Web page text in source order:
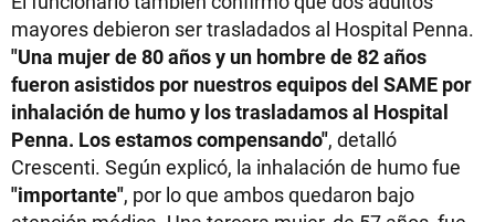
mayores debieron ser trasladados al Hospital Penna.
"Una mujer de 80 años y un hombre de 82 años
fueron asistidos por nuestros equipos del SAME por
inhalación de humo y los trasladamos al Hospital
Penna. Los estamos compensando", detalló
Crescenti. Según explicó, la inhalación de humo fue
"importante", por lo que ambos quedaron bajo